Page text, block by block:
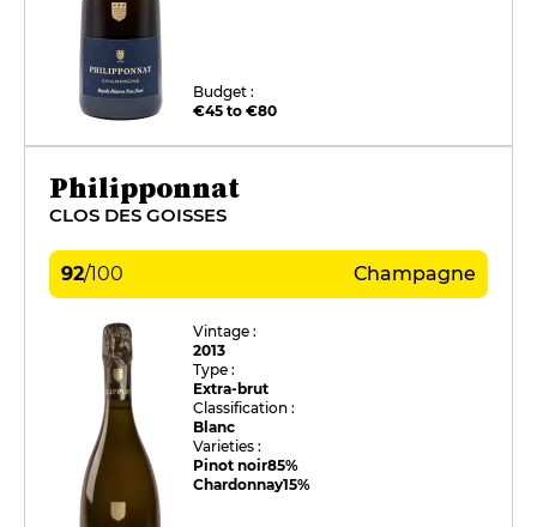
Budget :
€45 to €80
Philipponnat
CLOS DES GOISSES
92/100 Champagne
Vintage :
2013
Type :
Extra-brut
Classification :
Blanc
Varieties :
Pinot noir85%
Chardonnay15%